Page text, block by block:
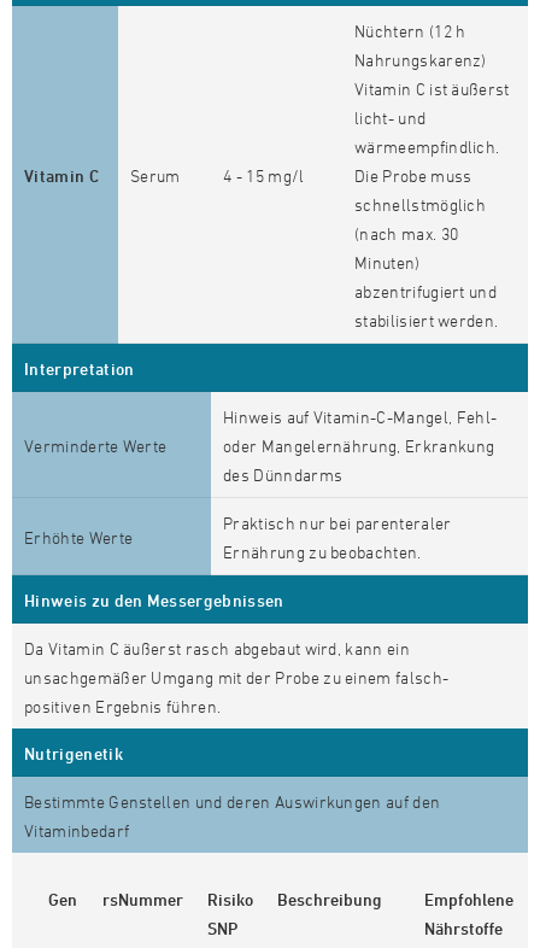
Vitamin C Serum 4 - 15 mg/l
Nüchtern (12 h
Nahrungskarenz)
Vitamin C ist äußerst
licht- und
wärmeempfindlich.
Die Probe muss
schnellstmöglich
(nach max. 30
Minuten)
abzentrifugiert und
stabilisiert werden.
Interpretation
Verminderte Werte
Hinweis auf Vitamin-C-Mangel, Fehl-
oder Mangelernährung, Erkrankung
des Dünndarms
Erhöhte Werte
Praktisch nur bei parenteraler
Ernährung zu beobachten.
Hinweis zu den Messergebnissen
Da Vitamin C äußerst rasch abgebaut wird, kann ein
unsachgemäßer Umgang mit der Probe zu einem falsch-
positiven Ergebnis führen.
Nutrigenetik
Bestimmte Genstellen und deren Auswirkungen auf den
Vitaminbedarf
Gen rsNummer
Risiko
SNP
Beschreibung
Empfohlene
Nährstoffe